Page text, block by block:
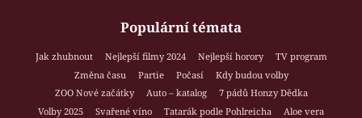
Populární témata
Jak zhubnout Nejlepší filmy 2024 Nejlepší horory
TV program
Změna času
Partie Počasí
Kdy budou volby
ZOO Nové začátky
Auto – katalog
7 pádů Honzy Dědka
Volby 2025
Svařené víno Tatarák podle Pohlreicha
Aloe vera